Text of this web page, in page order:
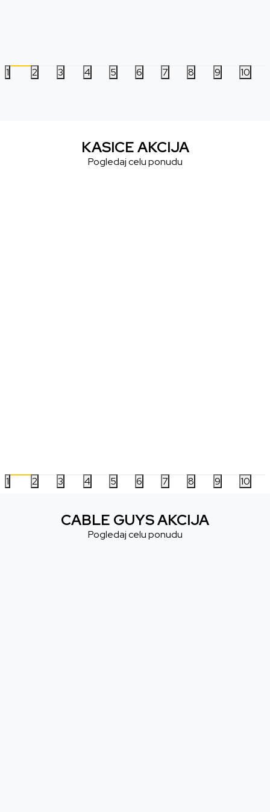
1 2 3 4 5 6 7 8 9 10
KASICE AKCIJA
Pogledaj celu ponudu
1 2 3 4 5 6 7 8 9 10
CABLE GUYS AKCIJA
Pogledaj celu ponudu